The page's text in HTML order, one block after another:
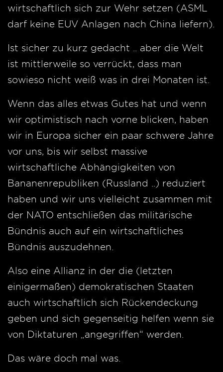
wirtschaftlich sich zur Wehr setzen (ASML
darf keine EUV Anlagen nach China liefern).
Ist sicher zu kurz gedacht .. aber die Welt
ist mittlerweile so verrückt, dass man
sowieso nicht weiß was in drei Monaten ist.
Wenn das alles etwas Gutes hat und wenn
wir optimistisch nach vorne blicken, haben
wir in Europa sicher ein paar schwere Jahre
vor uns, bis wir selbst massive
wirtschaftliche Abhängigkeiten von
Bananenrepubliken (Russland ..) reduziert
haben und wir uns vielleicht zusammen mit
der NATO entschließen das militärische
Bündnis auch auf ein wirtschaftliches
Bündnis auszudehnen.
Also eine Allianz in der die (letzten
einigermaßen) demokratischen Staaten
auch wirtschaftlich sich Rückendeckung
geben und sich gegenseitig helfen wenn sie
von Diktaturen „angegriffen“ werden.
Das wäre doch mal was.